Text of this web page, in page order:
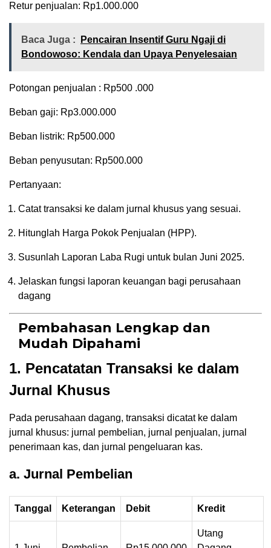
Retur penjualan: Rp1.000.000
Baca Juga :
Pencairan Insentif Guru Ngaji di
Bondowoso: Kendala dan Upaya Penyelesaian
Potongan penjualan : Rp500 .000
Beban gaji: Rp3.000.000
Beban listrik: Rp500.000
Beban penyusutan: Rp500.000
Pertanyaan:
Catat transaksi ke dalam jurnal khusus yang sesuai.
Hitunglah Harga Pokok Penjualan (HPP).
Susunlah Laporan Laba Rugi untuk bulan Juni 2025.
Jelaskan fungsi laporan keuangan bagi perusahaan
dagang
Pembahasan Lengkap dan
Mudah Dipahami
1. Pencatatan Transaksi ke dalam
Jurnal Khusus
Pada perusahaan dagang, transaksi dicatat ke dalam
jurnal khusus: jurnal pembelian, jurnal penjualan, jurnal
penerimaan kas, dan jurnal pengeluaran kas.
a. Jurnal Pembelian
Tanggal Keterangan Debit Kredit
Utang